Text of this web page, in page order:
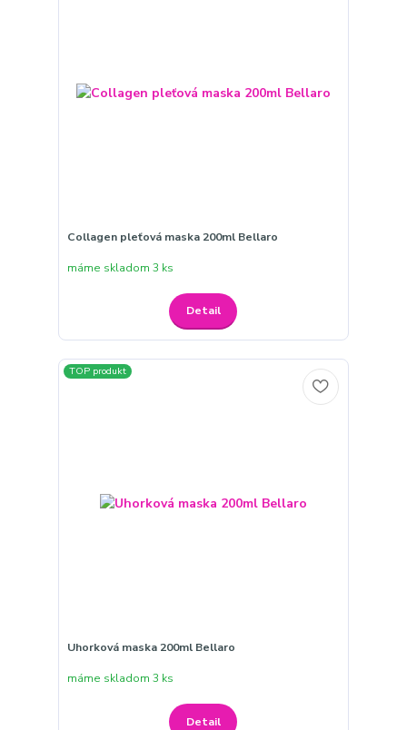
Collagen pleťová maska 200ml Bellaro
máme skladom 3 ks
Detail
TOP produkt
Uhorková maska 200ml Bellaro
máme skladom 3 ks
Detail